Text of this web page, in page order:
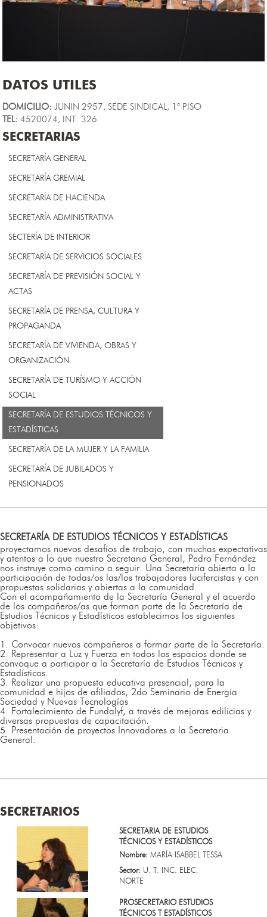
DATOS UTILES
DOMICILIO: JUNIN 2957, SEDE SINDICAL, 1° PISO
TEL: 4520074, INT: 326
SECRETARIAS
SECRETARÍA GENERAL
SECRETARÍA GREMIAL
SECRETARÍA DE HACIENDA
SECRETARÍA ADMINISTRATIVA
SECTERÍA DE INTERIOR
SECRETARÍA DE SERVICIOS SOCIALES
SECRETARÍA DE PREVISIÓN SOCIAL Y
ACTAS
SECRETARÍA DE PRENSA, CULTURA Y
PROPAGANDA
SECRETARÍA DE VIVIENDA, OBRAS Y
ORGANIZACIÓN
SECRETARÍA DE TURÍSMO Y ACCIÓN
SOCIAL
SECRETARÍA DE ESTUDIOS TÉCNICOS Y
ESTADÍSTICAS
SECRETARÍA DE LA MUJER Y LA FAMILIA
SECRETARÍA DE JUBILADOS Y
PENSIONADOS
SECRETARÍA DE ESTUDIOS TÉCNICOS Y ESTADÍSTICAS
proyectamos nuevos desafíos de trabajo, con muchas expectativas
y atentos a lo que nuestro Secretario General, Pedro Fernández
nos instruye como camino a seguir. Una Secretaría abierta a la
participación de todas/os las/los trabajadores lucifercistas y con
propuestas solidarias y abiertas a la comunidad.
Con el acompañamiento de la Secretaría General y el acuerdo
de los compañeros/as que forman parte de la Secretaría de
Estudios Técnicos y Estadísticos establecimos los siguientes
objetivos:
1. Convocar nuevos compañeros a formar parte de la Secretaría.
2. Representar a Luz y Fuerza en todos los espacios donde se
convoque a participar a la Secretaría de Estudios Técnicos y
Estadísticos.
3. Realizar una propuesta educativa presencial, para la
comunidad e hijos de afiliados, 2do Seminario de Energía
Sociedad y Nuevas Tecnologías
4. Fortalecimiento de Fundalyf, a través de mejoras edilicias y
diversas propuestas de capacitación.
5. Presentación de proyectos Innovadores a la Secretaria
General.
SECRETARIOS
SECRETARIA DE ESTUDIOS
TÉCNICOS Y ESTADÍSTICOS
Nombre: MARÍA ISABBEL TESSA
Sector: U. T. INC. ELEC.
NORTE
PROSECRETARIO ESTUDIOS
TÉCNICOS T ESTADÍSTICOS